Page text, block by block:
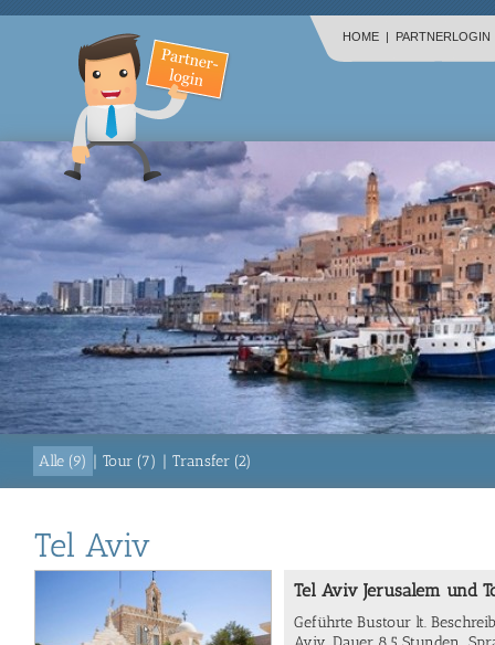
HOME | PARTNERLOGIN
Alle (9) | Tour (7) | Transfer (2)
Tel Aviv
Tel Aviv Jerusalem und
Geführte Bustour lt.